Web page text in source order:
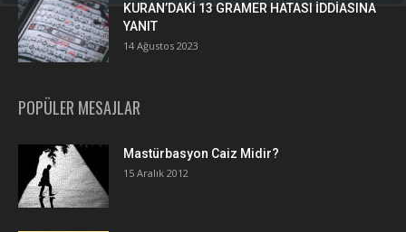
KURAN’DAKİ 13 GRAMER HATASI İDDİASINA
YANIT
14 Ağustos 2023
POPÜLER MESAJLAR
Mastürbasyon Caiz Midir?
15 Aralık 2012